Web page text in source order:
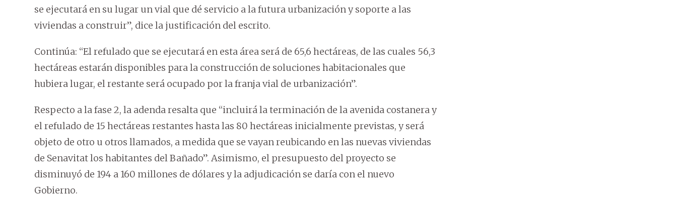
se ejecutará en su lugar un vial que dé servicio a la futura urbanización y soporte a las
viviendas a construir”, dice la justificación del escrito.
Continúa: “El refulado que se ejecutará en esta área será de 65,6 hectáreas, de las cuales 56,3
hectáreas estarán disponibles para la construcción de soluciones habitacionales que
hubiera lugar, el restante será ocupado por la franja vial de urbanización”.
Respecto a la fase 2, la adenda resalta que “incluirá la terminación de la avenida costanera y
el refulado de 15 hectáreas restantes hasta las 80 hectáreas inicialmente previstas, y será
objeto de otro u otros llamados, a medida que se vayan reubicando en las nuevas viviendas
de Senavitat los habitantes del Bañado”. Asimismo, el presupuesto del proyecto se
disminuyó de 194 a 160 millones de dólares y la adjudicación se daría con el nuevo
Gobierno.